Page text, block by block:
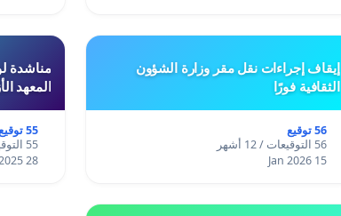
إيقاف إجراءات نقل مقر وزارة الشؤون
الثقافية فورًا
56 توقيع
56 التوقيعات / 12 أشهر
15 Jan 2026
مناشدة
المعهد
55 توقيع
55 التوقيعات / 12 أشهر
28 Sep 2025